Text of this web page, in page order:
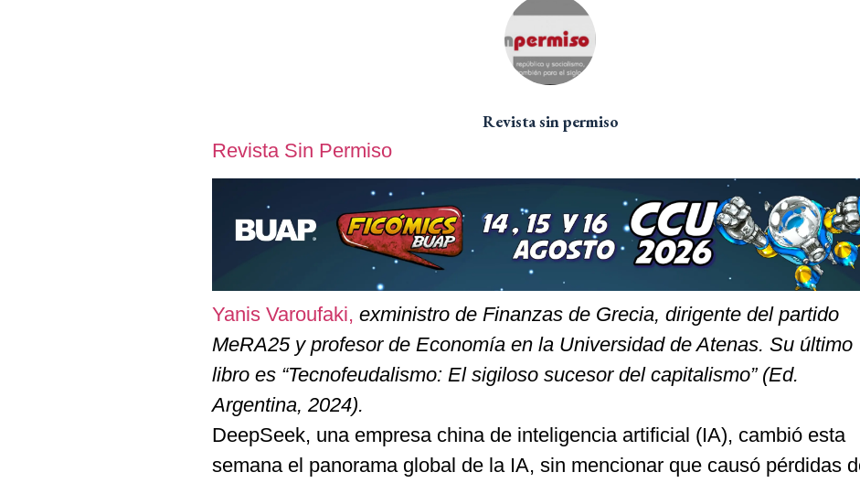
Revista sin permiso
Revista Sin Permiso
Yanis Varoufaki, exministro de Finanzas de Grecia, dirigente del partido
MeRA25 y profesor de Economía en la Universidad de Atenas. Su último
libro es “Tecnofeudalismo: El sigiloso sucesor del capitalismo” (Ed.
Argentina, 2024).
DeepSeek, una empresa china de inteligencia artificial (IA), cambió esta
semana el panorama global de la IA, sin mencionar que causó pérdidas